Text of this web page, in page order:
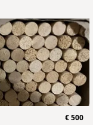
€500